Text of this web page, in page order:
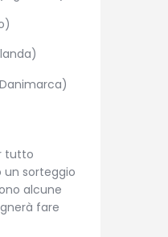
tutto
sorteggio
alcune
fare